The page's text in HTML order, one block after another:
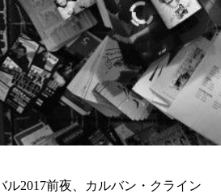
ル2017前夜、カルバン・クライン